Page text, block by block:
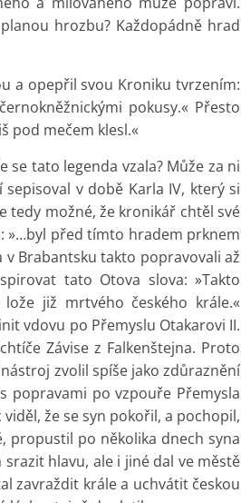
hrozbu? Každopádně hrad
a opepřil svou Kroniku tvrzením:
pokusy.« Přesto
pod mečem klesl.«
tato legenda vzala? Může za ni
v době Karla IV, který si
tedy možné, že kronikář chtěl své
»…byl před tímto hradem prknem
v Brabantsku takto popravovali až
tato Otova slova: »Takto
již mrtvého českého krále.«
vdovu po Přemyslu Otakarovi II.
Závise z Falkenštejna. Proto
zvolil spíše jako zdůraznění
popravami po vzpouře Přemysla
že se syn pokořil, a pochopil,
propustil po několika dnech syna
hlavu, ale i jiné dal ve městě
zavraždit krále a uchvátit českou